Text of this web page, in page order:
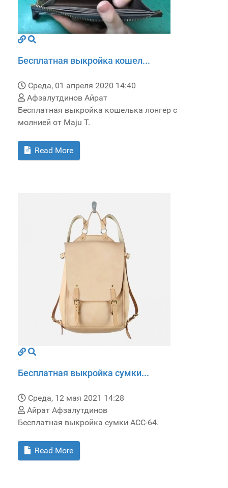
Бесплатная выкройка кошел...
Среда, 01 апреля 2020 14:40
Афзалутдинов Айрат
Бесплатная выкройка кошелька лонгер с
молнией от Maju T.
Read More
Бесплатная выкройка сумки...
Среда, 12 мая 2021 14:28
Айрат Афзалутдинов
Бесплатная выкройка сумки ACC-64.
Read More